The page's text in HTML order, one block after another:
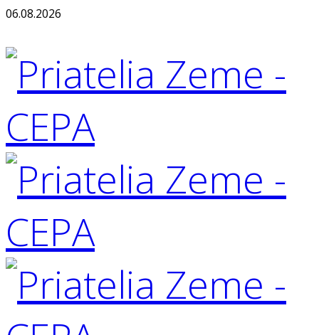
06.08.2026